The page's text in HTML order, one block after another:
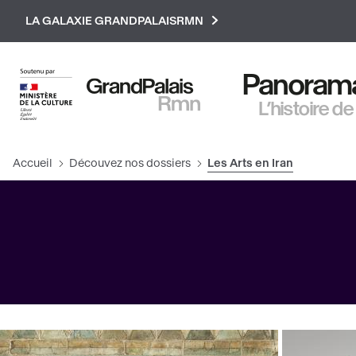
LA GALAXIE GRANDPALAISRMN
L’histoire
Accueil Découvez nos dossiers Les Arts en Iran